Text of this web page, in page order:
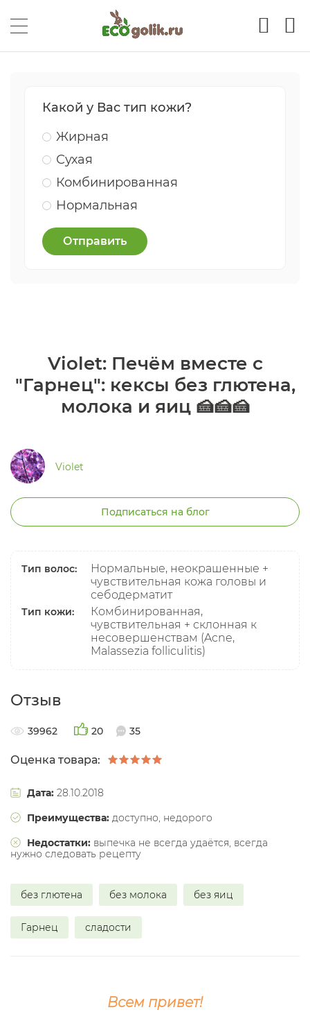
Какой у Вас тип кожи?
Жирная
Сухая
Комбинированная
Нормальная
Отправить
Violet: Печём вместе с
"Гарнец": кексы без глютена,
молока и яиц 🍰🍰🍰
Violet
Подписаться на блог
Тип волос:
Нормальные, неокрашенные +
чувствительная кожа головы и
себодерматит
Тип кожи:
Комбинированная,
чувствительная + склонная к
несовершенствам (Acne,
Malassezia folliculitis)
Отзыв
Оценка товара:
39962 20 35
Дата: 28.10.2018
Преимущества: доступно, недорого
Недостатки: выпечка не всегда удаётся, всегда
нужно следовать рецепту
без глютена без молока без яиц
Гарнец сладости
Всем привет!